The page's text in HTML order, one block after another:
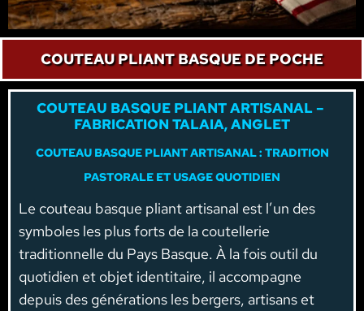
COUTEAU PLIANT BASQUE DE POCHE
COUTEAU BASQUE PLIANT ARTISANAL –
FABRICATION TALAIA, ANGLET
COUTEAU BASQUE PLIANT ARTISANAL : TRADITION
PASTORALE ET USAGE QUOTIDIEN
Le couteau basque pliant artisanal est l’un des
symboles les plus forts de la coutellerie
traditionnelle du Pays Basque. À la fois outil du
quotidien et objet identitaire, il accompagne
depuis des générations les bergers, artisans et